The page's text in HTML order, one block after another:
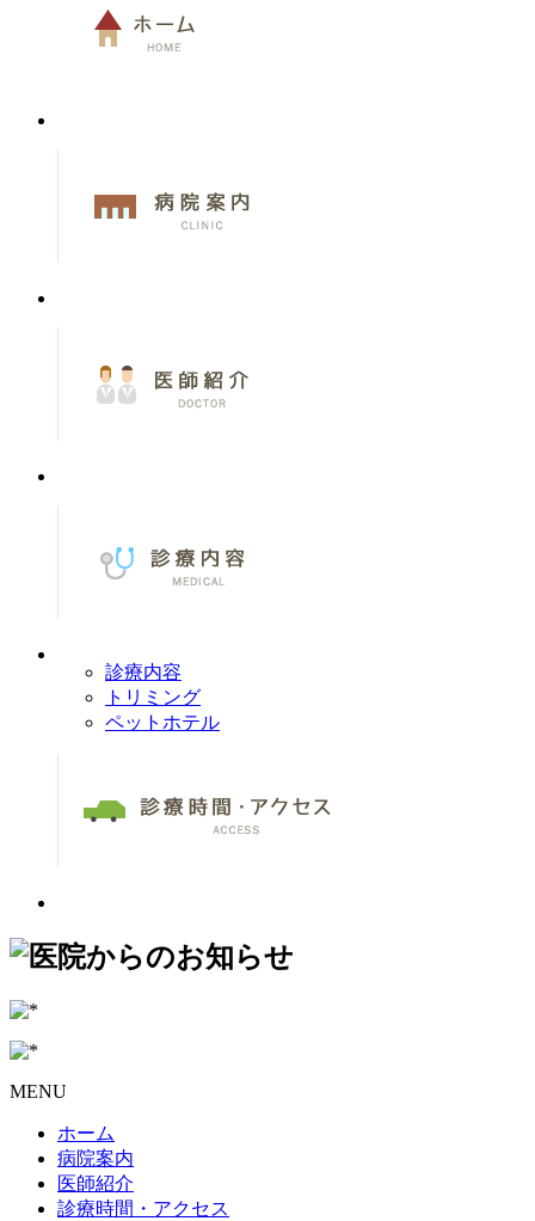
診療内容
トリミング
ペットホテル
MENU
ホーム
病院案内
医師紹介
診療時間・アクセス